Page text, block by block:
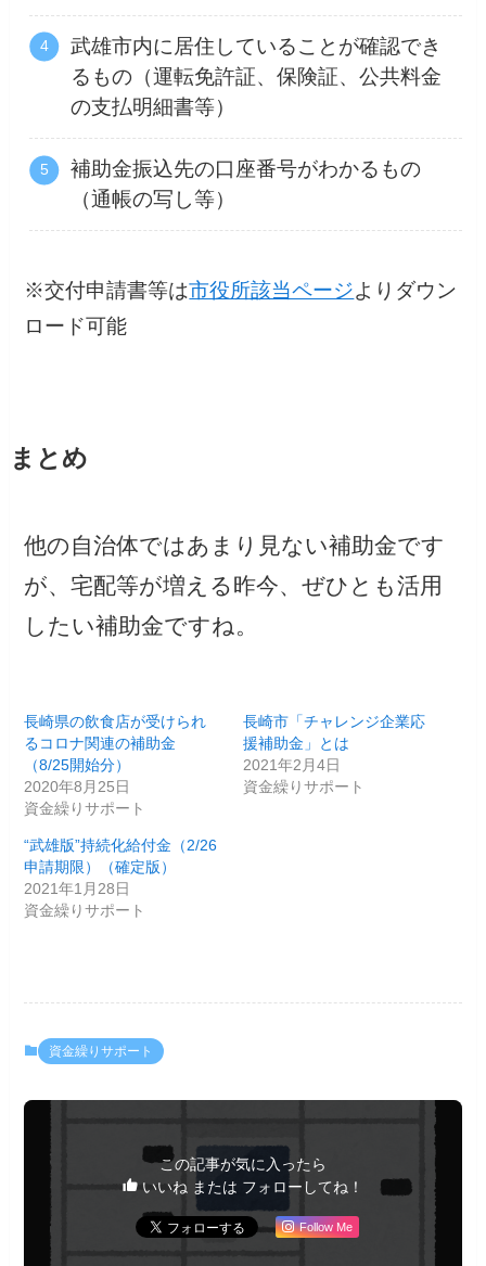
武雄市内に居住していることが確認でき
るもの（運転免許証、保険証、公共料金
の支払明細書等）
補助金振込先の口座番号がわかるもの
（通帳の写し等）
※交付申請書等は市役所該当ページよりダウン
ロード可能
まとめ
他の自治体ではあまり見ない補助金です
が、宅配等が増える昨今、ぜひとも活用
したい補助金ですね。
長崎県の飲食店が受けられ
るコロナ関連の補助金
（8/25開始分）
2020年8月25日
資金繰りサポート
長崎市「チャレンジ企業応
援補助金」とは
2021年2月4日
資金繰りサポート
“武雄版”持続化給付金（2/26
申請期限）（確定版）
2021年1月28日
資金繰りサポート
資金繰りサポート
この記事が気に入ったら
いいね または フォローしてね！
Follow Me